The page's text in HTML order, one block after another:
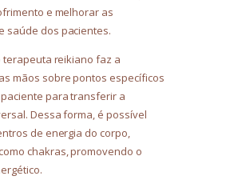
e melhorar as
saúde dos pacientes.
terapeuta reikiano faz a
mãos sobre pontos específicos
para transferir a
Dessa forma, é possível
de energia do corpo,
chakras, promovendo o